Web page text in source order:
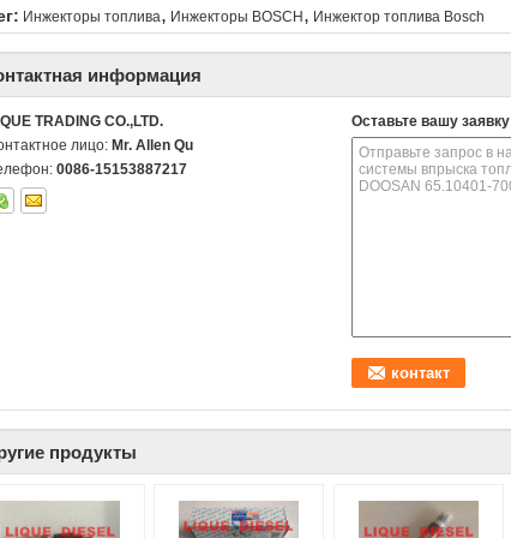
Инжекторы топлива, Инжекторы BOSCH , Инжектор топлива Bosch
информация
TRADING CO.,LTD.
лицо: Mr. Allen Qu
0086-15153887217
Оставьте вашу заявку
продукты